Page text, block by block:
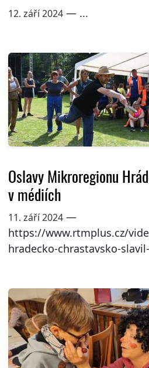
12. září 2024— ...
Oslavy Mikroregionu
v médiích
11. září 2024—
https://www.rtmplus.cz/
hradecko-chrastavsko-